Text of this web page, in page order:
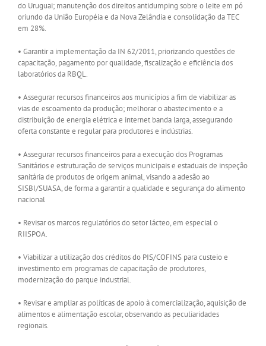
do Uruguai; manutenção dos direitos antidumping sobre o leite em pó
oriundo da União Européia e da Nova Zelândia e consolidação da TEC
em 28%.
• Garantir a implementação da IN 62/2011, priorizando questões de
capacitação, pagamento por qualidade, fiscalização e eficiência dos
laboratórios da RBQL.
• Assegurar recursos financeiros aos municípios a fim de viabilizar as
vias de escoamento da produção; melhorar o abastecimento e a
distribuição de energia elétrica e internet banda larga, assegurando
oferta constante e regular para produtores e indústrias.
• Assegurar recursos financeiros para a execução dos Programas
Sanitários e estruturação de serviços municipais e estaduais de inspeção
sanitária de produtos de origem animal, visando a adesão ao
SISBI/SUASA, de forma a garantir a qualidade e segurança do alimento
nacional
• Revisar os marcos regulatórios do setor lácteo, em especial o
RIISPOA.
• Viabilizar a utilização dos créditos do PIS/COFINS para custeio e
investimento em programas de capacitação de produtores,
modernização do parque industrial.
• Revisar e ampliar as políticas de apoio à comercialização, aquisição de
alimentos e alimentação escolar, observando as peculiaridades
regionais.